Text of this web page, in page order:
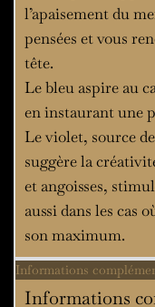
l’apaisement du
pensées et vous
tête.
Le bleu aspire au
en instaurant une
Le violet, source
suggère la
et angoisses,
aussi dans les cas
son maximum.
Informations
Informations